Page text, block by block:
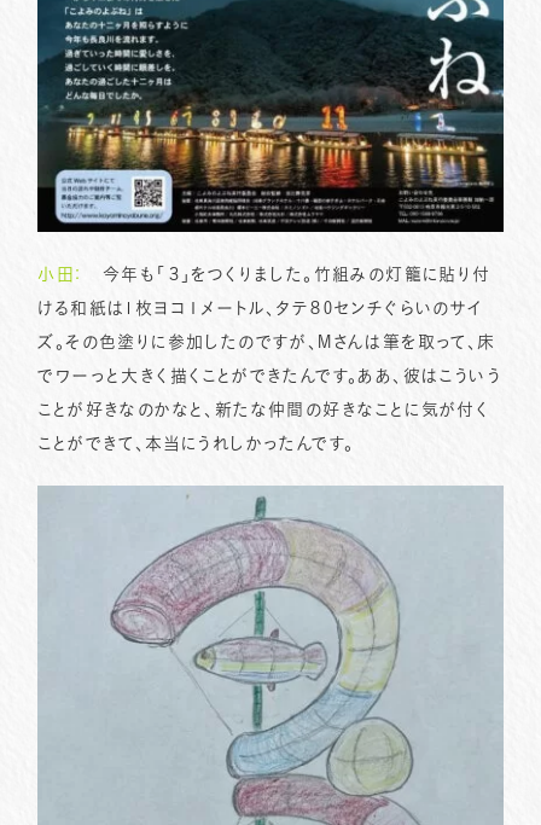
小田：
今年も「３」をつくりました。竹組みの灯籠に貼り付
ける和紙は1枚ヨコ１メートル、タテ８0センチぐらいのサイ
ズ。その色塗りに参加したのですが、Mさんは筆を取って、床
でワーっと大きく描くことができたんです。ああ、彼はこういう
ことが好きなのかなと、新たな仲間の好きなことに気が付く
ことができて、本当にうれしかったんです。